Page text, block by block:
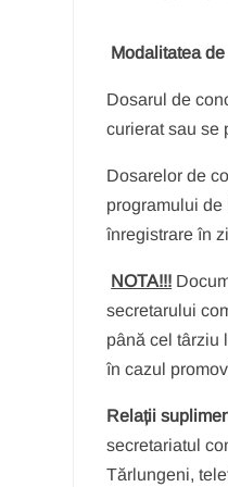
Modalitatea
Dosarul de
curierat sau se
Dosarelor de
programului
înregistrare în
NOTA!!!
secretarului
până cel târziu
în cazul
Relații
secretariatul
Tărlungeni,